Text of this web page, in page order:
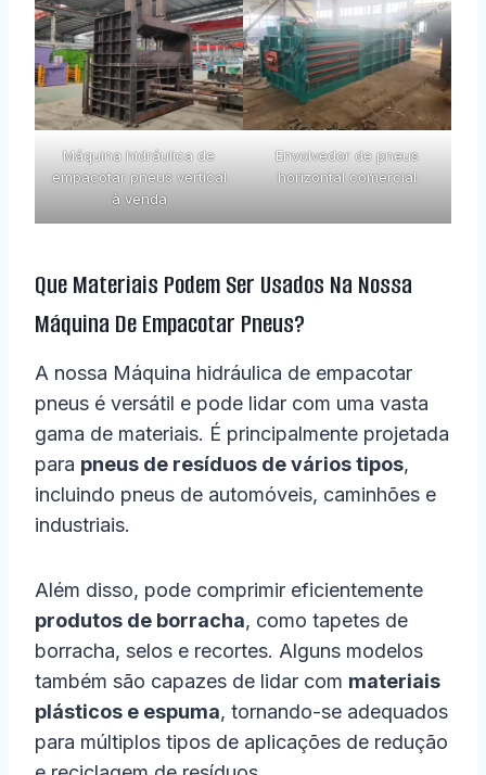
Máquina hidráulica de
empacotar pneus vertical
à venda
Envolvedor de pneus
horizontal comercial
Que Materiais Podem Ser Usados Na Nossa
Máquina De Empacotar Pneus?
A nossa Máquina hidráulica de empacotar
pneus é versátil e pode lidar com uma vasta
gama de materiais. É principalmente projetada
para pneus de resíduos de vários tipos,
incluindo pneus de automóveis, caminhões e
industriais.
Além disso, pode comprimir eficientemente
produtos de borracha, como tapetes de
borracha, selos e recortes. Alguns modelos
também são capazes de lidar com materiais
plásticos e espuma, tornando-se adequados
para múltiplos tipos de aplicações de redução